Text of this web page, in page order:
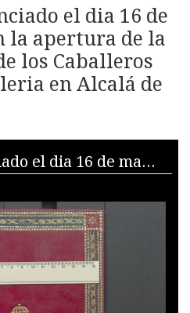
el dia 16 de
la apertura de la
los Caballeros
en Alcalá de
Discurso pronunciado el dia 16 de mayo de 1830 en la apertura de la Real Academia de los Caballeros Cadetes de Artilleria en Alcala de Henares / por... Joaquin Navarro Sagran, Conde de Casa-Sarria...